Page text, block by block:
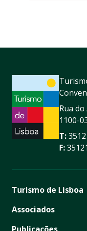
Rua do
1100-
T:
F:
Turismo de Lisboa
Associados